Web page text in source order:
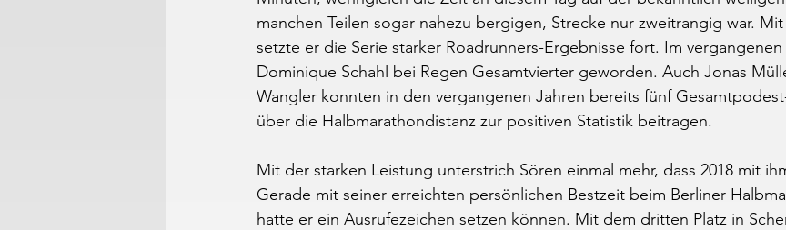
manchen Teilen sogar nahezu bergigen, Strecke nur zweitrangig war.
setzte er die Serie starker Roadrunners-Ergebnisse fort. Im vergangenen
Dominique Schahl bei Regen Gesamtvierter geworden. Auch Jonas
Wangler konnten in den vergangenen Jahren bereits fünf
über die Halbmarathondistanz zur positiven Statistik beitragen.
Mit der starken Leistung unterstrich Sören einmal mehr, dass 2018 mit
Gerade mit seiner erreichten persönlichen Bestzeit beim Berliner
hatte er ein Ausrufezeichen setzen können. Mit dem dritten Platz in